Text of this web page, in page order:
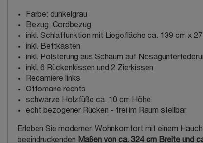
Farbe: dunkelgrau
Bezug: Cordbezug
inkl. Schlaffunktion mit Liegefläche ca. 139 cm x
inkl. Bettkasten
inkl. Polsterung aus Schaum auf
inkl. 6 Rückenkissen und 2 Zierkissen
Recamiere links
Ottomane rechts
schwarze Holzfüße ca. 10 cm Höhe
echt bezogener Rücken - frei im Raum stellbar
Erleben Sie modernen Wohnkomfort mit einem
beeindruckenden Maßen von ca. 324 cm Breite und